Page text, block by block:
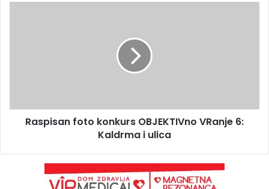
Raspisan foto konkurs OBJEKTIVno VRanje 6:
Kaldrma i ulica